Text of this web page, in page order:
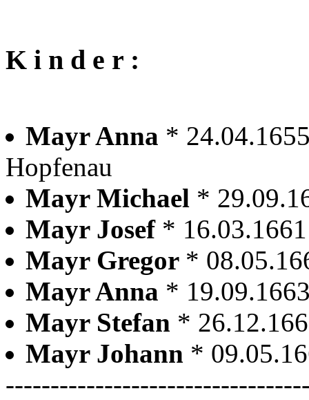
K i n d e r :
Mayr Anna *
Hopfenau
Mayr Michael *
Mayr Josef *
Mayr Gregor *
Mayr Anna *
Mayr Stefan *
Mayr Johann *